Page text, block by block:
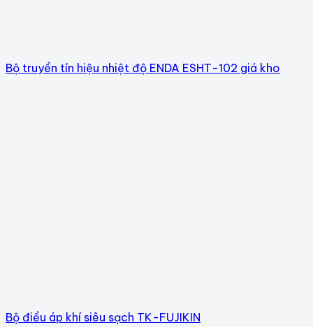
Bộ truyền tín hiệu nhiệt độ ENDA ESHT-102 giá kho
Bộ điều áp khí siêu sạch TK-FUJIKIN